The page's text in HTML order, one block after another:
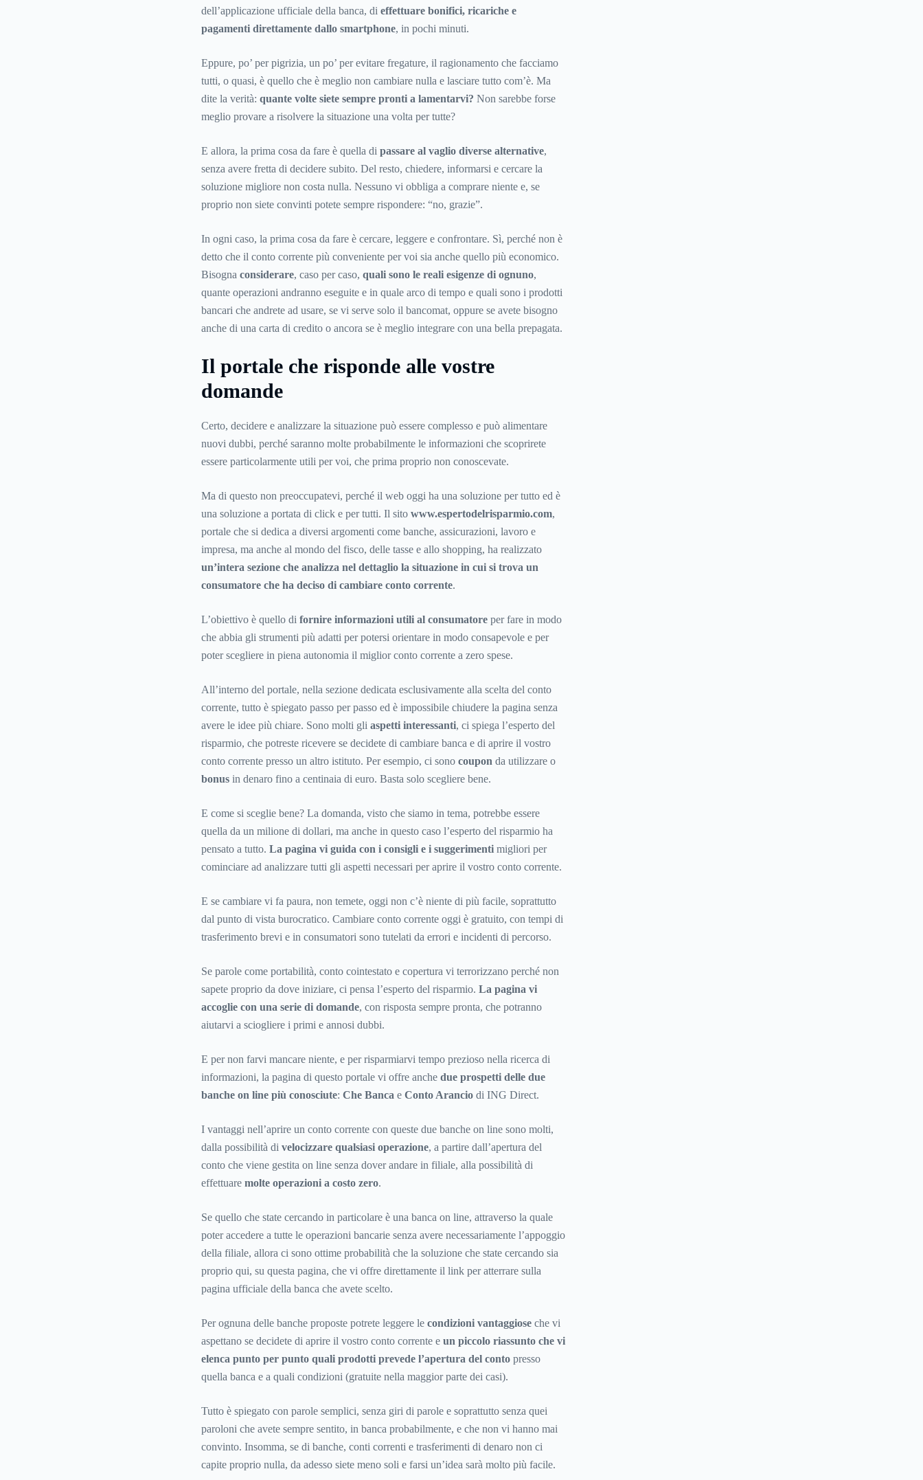
dell’applicazione ufficiale della banca, di effettuare bonifici, ricariche e
pagamenti direttamente dallo smartphone, in pochi minuti.
Eppure, po’ per pigrizia, un po’ per evitare fregature, il ragionamento che facciamo
tutti, o quasi, è quello che è meglio non cambiare nulla e lasciare tutto com’è. Ma
dite la verità: quante volte siete sempre pronti a lamentarvi? Non sarebbe forse
meglio provare a risolvere la situazione una volta per tutte?
E allora, la prima cosa da fare è quella di passare al vaglio diverse alternative,
senza avere fretta di decidere subito. Del resto, chiedere, informarsi e cercare la
soluzione migliore non costa nulla. Nessuno vi obbliga a comprare niente e, se
proprio non siete convinti potete sempre rispondere: “no, grazie”.
In ogni caso, la prima cosa da fare è cercare, leggere e confrontare. Sì, perché non è
detto che il conto corrente più conveniente per voi sia anche quello più economico.
Bisogna considerare, caso per caso, quali sono le reali esigenze di ognuno,
quante operazioni andranno eseguite e in quale arco di tempo e quali sono i prodotti
bancari che andrete ad usare, se vi serve solo il bancomat, oppure se avete bisogno
anche di una carta di credito o ancora se è meglio integrare con una bella prepagata.
Il portale che risponde alle vostre
domande
Certo, decidere e analizzare la situazione può essere complesso e può alimentare
nuovi dubbi, perché saranno molte probabilmente le informazioni che scoprirete
essere particolarmente utili per voi, che prima proprio non conoscevate.
Ma di questo non preoccupatevi, perché il web oggi ha una soluzione per tutto ed è
una soluzione a portata di click e per tutti. Il sito www.espertodelrisparmio.com,
portale che si dedica a diversi argomenti come banche, assicurazioni, lavoro e
impresa, ma anche al mondo del fisco, delle tasse e allo shopping, ha realizzato
un’intera sezione che analizza nel dettaglio la situazione in cui si trova un
consumatore che ha deciso di cambiare conto corrente.
L’obiettivo è quello di fornire informazioni utili al consumatoreper fare in modo
che abbia gli strumenti più adatti per potersi orientare in modo consapevole e per
poter scegliere in piena autonomia il miglior conto corrente a zero spese.
All’interno del portale, nella sezione dedicata esclusivamente alla scelta del conto
corrente, tutto è spiegato passo per passo ed è impossibile chiudere la pagina senza
avere le idee più chiare. Sono molti gli aspetti interessanti, ci spiega l’esperto del
risparmio, che potreste ricevere se decidete di cambiare banca e di aprire il vostro
conto corrente presso un altro istituto. Per esempio, ci sono coupon da utilizzare o
bonusin denaro fino a centinaia di euro. Basta solo scegliere bene.
E come si sceglie bene? La domanda, visto che siamo in tema, potrebbe essere
quella da un milione di dollari, ma anche in questo caso l’esperto del risparmio ha
pensato a tutto. La pagina vi guida con i consigli e i suggerimentimigliori per
cominciare ad analizzare tutti gli aspetti necessari per aprire il vostro conto corrente.
E se cambiare vi fa paura, non temete, oggi non c’è niente di più facile, soprattutto
dal punto di vista burocratico. Cambiare conto corrente oggi è gratuito, con tempi di
trasferimento brevi e in consumatori sono tutelati da errori e incidenti di percorso.
Se parole come portabilità, conto cointestato e copertura vi terrorizzano perché non
sapete proprio da dove iniziare, ci pensa l’esperto del risparmio. La pagina vi
accoglie con una serie di domande, con risposta sempre pronta, che potranno
aiutarvi a sciogliere i primi e annosi dubbi.
E per non farvi mancare niente, e per risparmiarvi tempo prezioso nella ricerca di
informazioni, la pagina di questo portale vi offre anchedue prospetti delle due
banche on line più conosciute: Che Banca e Conto Aranciodi ING Direct.
I vantaggi nell’aprire un conto corrente con queste due banche on line sono molti,
dalla possibilità di velocizzare qualsiasi operazione, a partire dall’apertura del
conto che viene gestita on line senza dover andare in filiale, alla possibilità di
effettuare molte operazioni a costo zero.
Se quello che state cercando in particolare è una banca on line, attraverso la quale
poter accedere a tutte le operazioni bancarie senza avere necessariamente l’appoggio
della filiale, allora ci sono ottime probabilità che la soluzione che state cercando sia
proprio qui, su questa pagina, che vi offre direttamente il link per atterrare sulla
pagina ufficiale della banca che avete scelto.
Per ognuna delle banche proposte potrete leggere le condizioni vantaggioseche vi
aspettano se decidete di aprire il vostro conto corrente e un piccolo riassunto che vi
elenca punto per punto quali prodotti prevede l’apertura del contopresso
quella banca e a quali condizioni (gratuite nella maggior parte dei casi).
Tutto è spiegato con parole semplici, senza giri di parole e soprattutto senza quei
paroloni che avete sempre sentito, in banca probabilmente, e che non vi hanno mai
convinto. Insomma, se di banche, conti correnti e trasferimenti di denaro non ci
capite proprio nulla, da adesso siete meno soli e farsi un’idea sarà molto più facile.